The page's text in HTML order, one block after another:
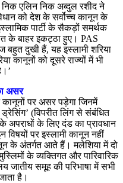
एलिन निक अब्दुल रशीद ने
को देश के सर्वोच्च कानून के
पार्टी के सैकड़ों समर्थक
के बाहर इकट्ठा हुए। PAS
बहुत दुखी हैं, यह इस्लामी शरिया
कानूनों को दूसरे राज्यों में भी
असर
पर असर पड़ेगा जिनमें
(विपरीत लिंग से संबंधित
के लिए दंड का प्रावधान
विषयों पर इस्लामी कानून नहीं
के अंतर्गत आते हैं। मलेशिया में दो
के व्यक्तिगत और पारिवारिक
समूह की परिभाषा में सभी
है।